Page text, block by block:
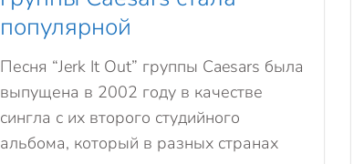
популярной
Песня “Jerk It Out” группы Caesars была
выпущена в 2002 году в качестве
сингла с их второго студийного
альбома, который в разных странах